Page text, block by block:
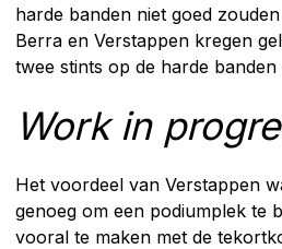
harde banden niet goed
Berra en Verstappen kregen
twee stints op de harde banden
Work in
Het voordeel van Verstappen
genoeg om een podiumplek te
vooral te maken met de